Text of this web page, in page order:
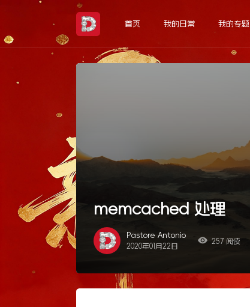
content
首页 我的日常 我的专题
memcached 处理
Pastore Antonio
2020年01月22日
257 阅读